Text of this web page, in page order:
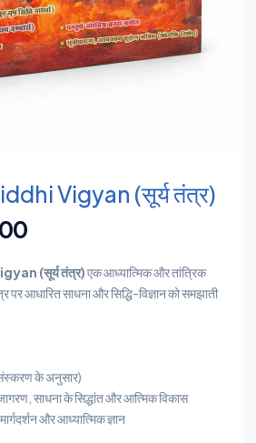
Vigyan (सूर्य तंत्र)
(सूर्य तंत्र)एक आध्यात्मिक और तांत्रिक
आधारित साधना और सिद्धि-विज्ञान को समझाती
के अनुसार)
साधना के सिद्धांत और आत्मिक विकास
और आध्यात्मिक ज्ञान